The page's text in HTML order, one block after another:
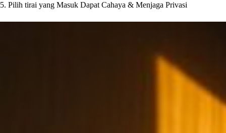
5. Pilih tirai yang Masuk Dapat Cahaya & Menjaga Privasi